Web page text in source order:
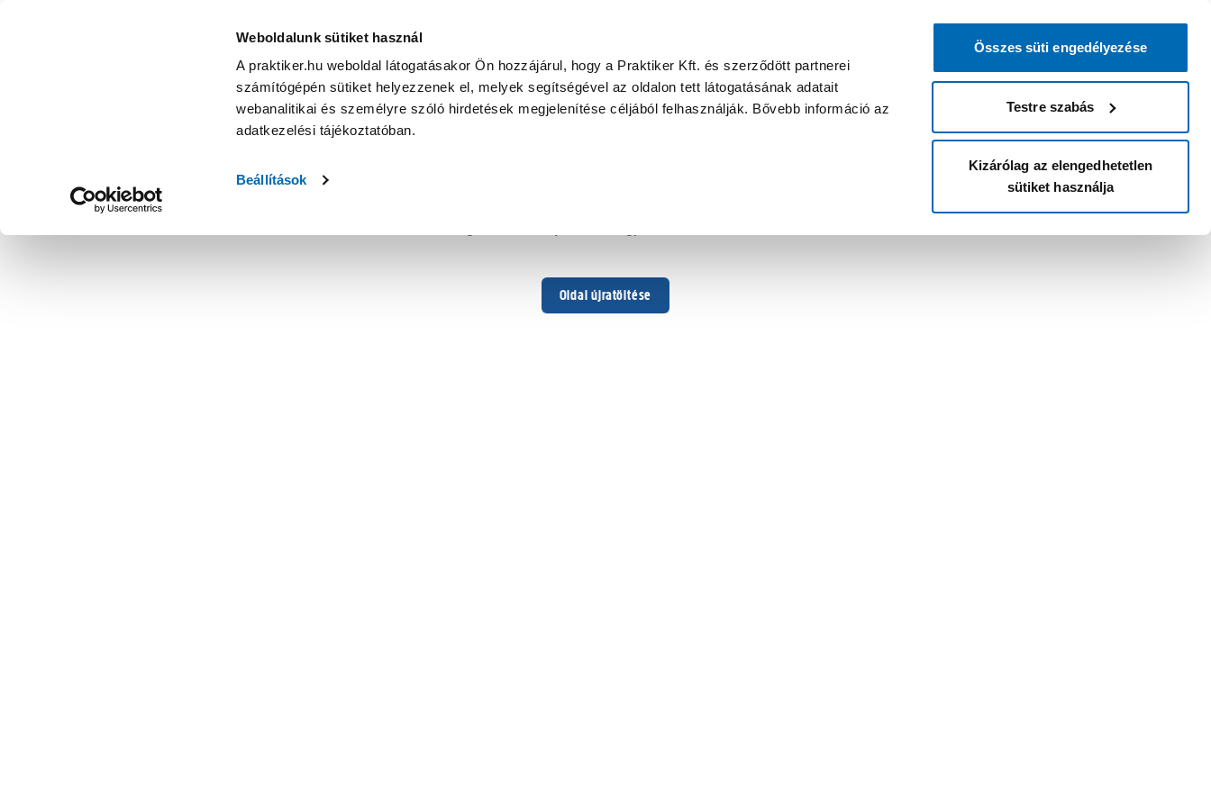
Weboldalunk sütiket használ
A praktiker.hu weboldal látogatásakor Ön hozzájárul, hogy a Praktiker Kft. és szerződött partnerei
számítógépén sütiket helyezzenek el, melyek segítségével az oldalon tett látogatásának adatait
webanalitikai és személyre szóló hirdetések megjelenítése céljából felhasználják. Bővebb információ az
adatkezelési tájékoztatóban.
Beállítások
Összes süti engedélyezése
Testre szabás
Kizárólag az elengedhetetlen
sütiket használja
Oldal újratöltése